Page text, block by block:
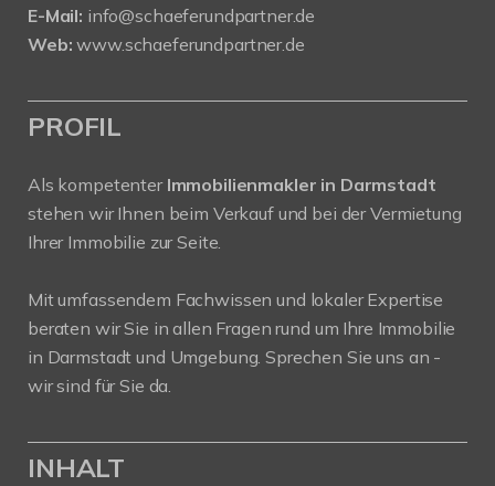
E-Mail: info@schaeferundpartner.de
Web: www.schaeferundpartner.de
PROFIL
Als kompetenter Immobilienmakler in Darmstadt
stehen wir Ihnen beim Verkauf und bei der Vermietung
Ihrer Immobilie zur Seite.
Mit umfassendem Fachwissen und lokaler Expertise
beraten wir Sie in allen Fragen rund um Ihre Immobilie
in Darmstadt und Umgebung. Sprechen Sie uns an -
wir sind für Sie da.
INHALT